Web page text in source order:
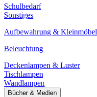
Schulbedarf
Sonstiges
Aufbewahrung & Kleinmöbel
Beleuchtung
Deckenlampen & Luster
Tischlampen
Wandlampen
Bücher & Medien